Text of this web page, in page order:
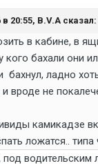
в 20:55, B.V.A сказал:
в кабине, в
кого бахали они
бахнул, ладно
и вроде не
камикадзе
ложатся..
под водительским